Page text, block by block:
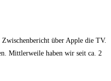
über Apple die TV.
Mittlerweile haben wir seit ca. 2